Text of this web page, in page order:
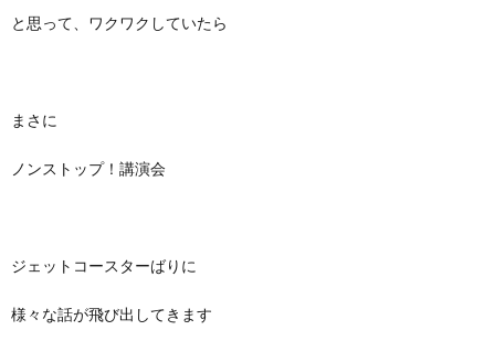
と思って、ワクワクしていたら
まさに
ノンストップ！講演会
ジェットコースターばりに
様々な話が飛び出してきます